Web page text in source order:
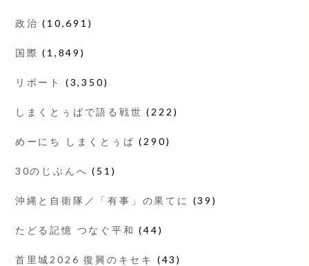
政治 (10,691)
国際 (1,849)
リポート (3,350)
しまくとぅばで語る戦世 (222)
めーにち しまくとぅば (290)
30のじぶんへ (51)
沖縄と自衛隊／「有事」の果てに (39)
たどる記憶 つなぐ平和 (44)
首里城2026 復興のキセキ (43)